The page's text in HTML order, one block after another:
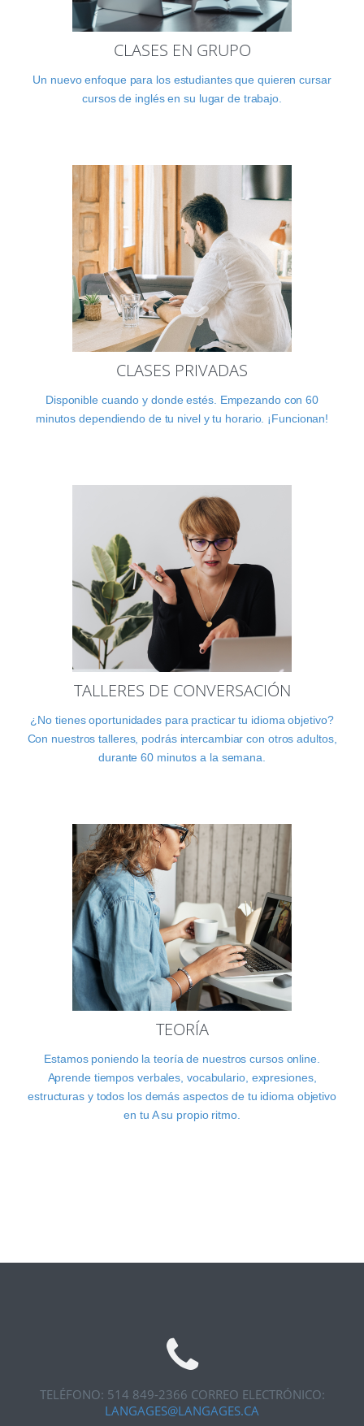
CLASES EN GRUPO
Un nuevo enfoque para los estudiantes que quieren cursar
cursos de inglés en su lugar de trabajo.
CLASES PRIVADAS
Disponible cuando y donde estés. Empezando con 60
minutos dependiendo de tu nivel y tu horario. ¡Funcionan!
TALLERES DE CONVERSACIÓN
¿No tienes oportunidades para practicar tu idioma objetivo?
Con nuestros talleres, podrás intercambiar con otros adultos,
durante 60 minutos a la semana.
TEORÍA
Estamos poniendo la teoría de nuestros cursos online.
Aprende tiempos verbales, vocabulario, expresiones,
estructuras y todos los demás aspectos de tu idioma objetivo
en tu A su propio ritmo.
TELÉFONO: 514 849-2366 CORREO ELECTRÓNICO:
LANGAGES@LANGAGES.CA